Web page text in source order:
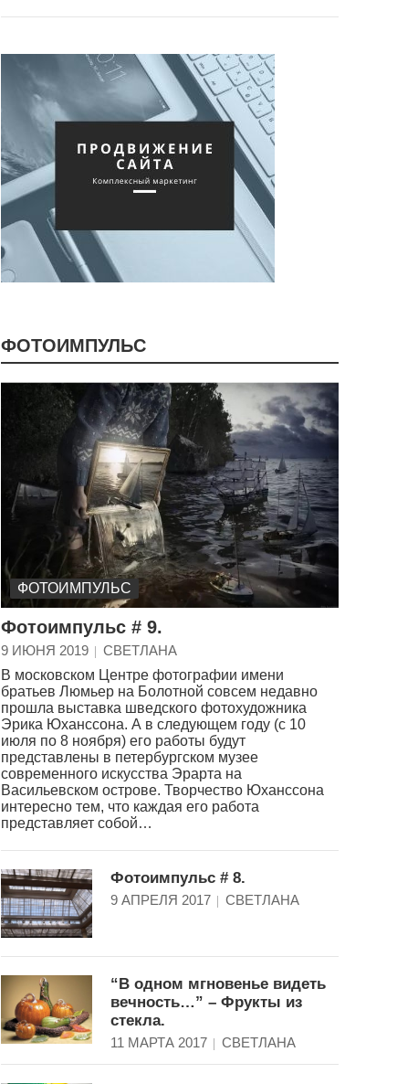
ФОТОИМПУЛЬС
ФОТОИМПУЛЬС
Фотоимпульс # 9.
9 ИЮНЯ 2019
СВЕТЛАНА
В московском Центре фотографии имени
братьев Люмьер на Болотной совсем недавно
прошла выставка шведского фотохудожника
Эрика Юханссона. А в следующем году (с 10
июля по 8 ноября) его работы будут
представлены в петербургском музее
современного искусства Эрарта на
Васильевском острове. Творчество Юханссона
интересно тем, что каждая его работа
представляет собой…
Фотоимпульс # 8.
9 АПРЕЛЯ 2017 СВЕТЛАНА
“В одном мгновенье видеть
вечность…” – Фрукты из
стекла.
11 МАРТА 2017 СВЕТЛАНА